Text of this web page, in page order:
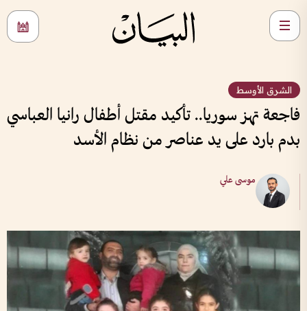
الشرق الأوسط
فاجعة تهز سوريا.. تأكيد مقتل أطفال رانيا العباسي
بدم بارد على يد عناصر من نظام الأسد
موسى علي